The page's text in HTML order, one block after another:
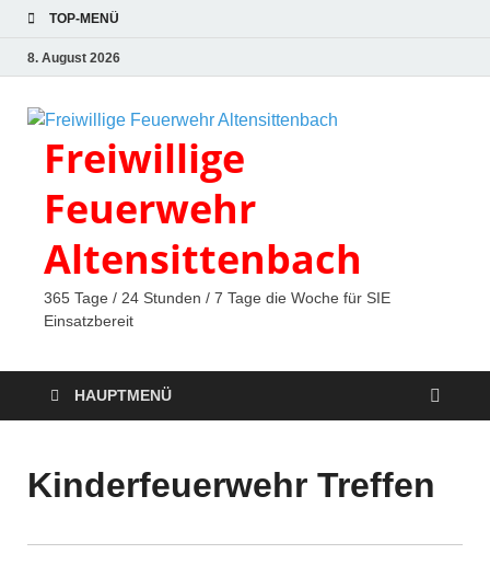
TOP-MENÜ
8. August 2026
Freiwillige
Feuerwehr
Altensittenbach
365 Tage / 24 Stunden / 7 Tage die Woche für SIE
Einsatzbereit
HAUPTMENÜ
Kinderfeuerwehr Treffen